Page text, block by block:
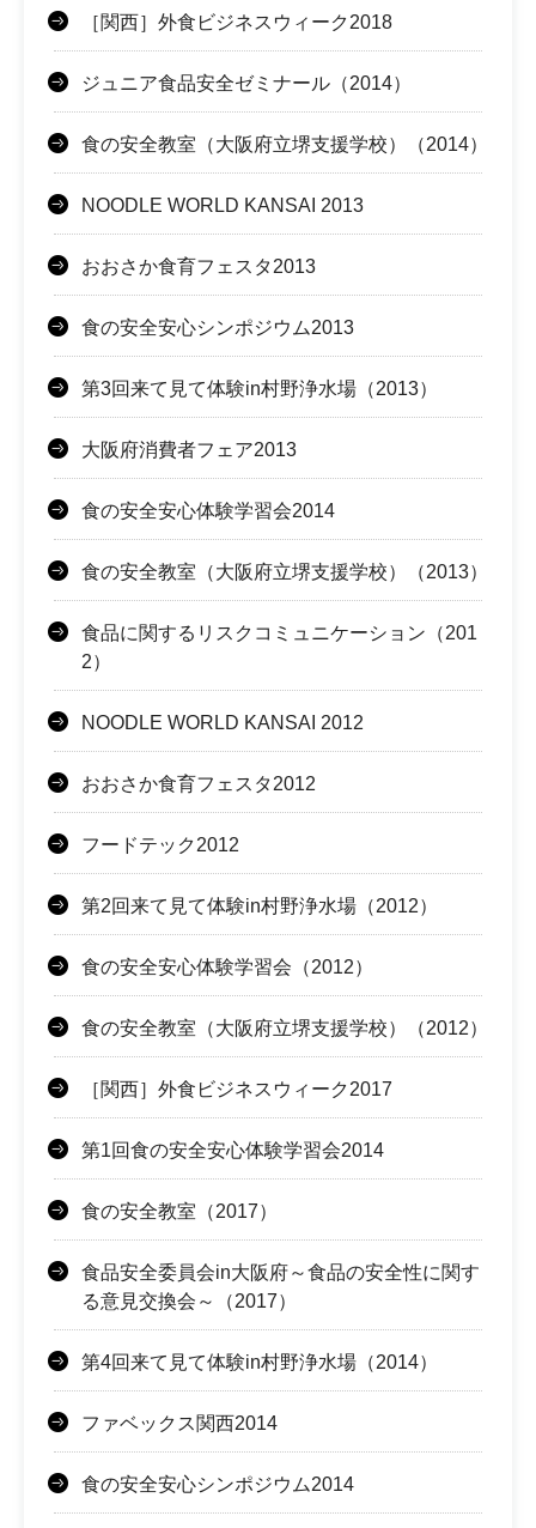
［関西］外食ビジネスウィーク2018
ジュニア食品安全ゼミナール（2014）
食の安全教室（大阪府立堺支援学校）（2014）
NOODLE WORLD KANSAI 2013
おおさか食育フェスタ2013
食の安全安心シンポジウム2013
第3回来て見て体験in村野浄水場（2013）
大阪府消費者フェア2013
食の安全安心体験学習会2014
食の安全教室（大阪府立堺支援学校）（2013）
食品に関するリスクコミュニケーション（201
2）
NOODLE WORLD KANSAI 2012
おおさか食育フェスタ2012
フードテック2012
第2回来て見て体験in村野浄水場（2012）
食の安全安心体験学習会（2012）
食の安全教室（大阪府立堺支援学校）（2012）
［関西］外食ビジネスウィーク2017
第1回食の安全安心体験学習会2014
食の安全教室（2017）
食品安全委員会in大阪府～食品の安全性に関す
る意見交換会～（2017）
第4回来て見て体験in村野浄水場（2014）
ファベックス関西2014
食の安全安心シンポジウム2014